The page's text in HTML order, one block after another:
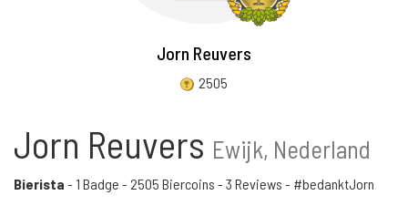
Jorn Reuvers
2505
Jorn Reuvers Ewijk, Nederland
Bierista - 1 Badge - 2505 Biercoins - 3 Reviews - #bedanktJorn